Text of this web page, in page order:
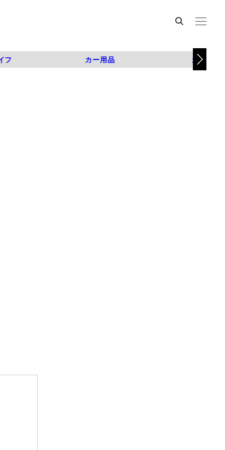
フ カー用品 カスタム